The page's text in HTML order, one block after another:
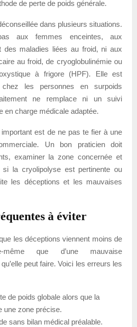
de perte de poids générale.
dans plusieurs situations.
aux femmes enceintes, aux
des maladies liées au froid, ni aux
au froid, de cryoglobulinémie ou
à frigore (HPF). Elle est
les personnes en surpoids
ne remplace ni un suivi
en charge médicale adaptée.
est de ne pas te fier à une
Un bon praticien doit
examiner la zone concernée et
si la cryolipolyse est pertinente ou
les déceptions et les mauvaises
à éviter
les déceptions viennent moins de
que d’une mauvaise
peut faire. Voici les erreurs les
de poids globale alors que la
une zone précise.
sans bilan médical préalable.